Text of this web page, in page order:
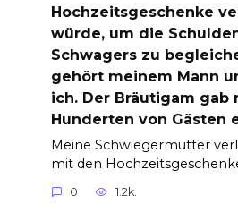
Hochzeitsgeschenke
würde, um die
Schwagers zu
gehört meinem Mann
ich. Der Bräutigam gab
Hunderten von Gästen
Meine Schwiegermutter
mit den
0 1.2k.